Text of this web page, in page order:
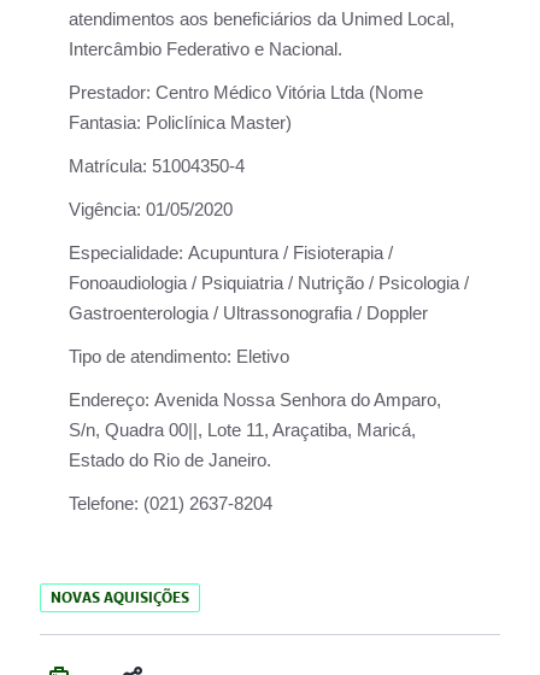
atendimentos aos beneficiários da Unimed Local,
Intercâmbio Federativo e Nacional.
Prestador: Centro Médico Vitória Ltda (Nome
Fantasia: Policlínica Master)
Matrícula: 51004350-4
Vigência: 01/05/2020
Especialidade: Acupuntura / Fisioterapia /
Fonoaudiologia / Psiquiatria / Nutrição / Psicologia /
Gastroenterologia / Ultrassonografia / Doppler
Tipo de atendimento: Eletivo
Endereço: Avenida Nossa Senhora do Amparo,
S/n, Quadra 00||, Lote 11, Araçatiba, Maricá,
Estado do Rio de Janeiro.
Telefone: (021) 2637-8204
NOVAS AQUISIÇÕES